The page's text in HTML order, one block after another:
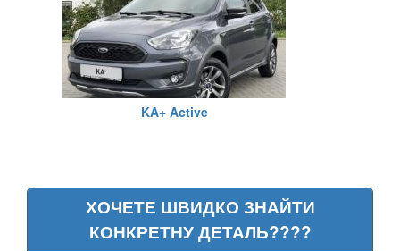
Fiesta Mk8
Fiesta Active Mk8
F-150 XII (P415)
Galaxy Mk3 (CA1, WA6)
KA Mk1 (RBT)
KA+ Active
ХОЧЕТЕ ШВИДКО ЗНАЙТИ
КОНКРЕТНУ ДЕТАЛЬ????